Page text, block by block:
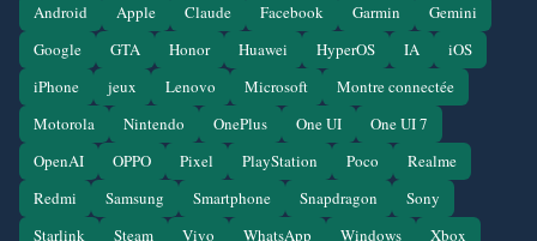
Android Apple Claude Facebook Garmin
Gemini
Google
GTA Honor Huawei HyperOS IA
iOS
iPhone
jeux Lenovo Microsoft
Montre connectée
Motorola
Nintendo OnePlus One UI
One UI 7
OpenAI
OPPO Pixel PlayStation Poco
Realme
Redmi
Samsung Smartphone Snapdragon
Sony
Starlink
Steam Vivo WhatsApp Windows Xbox